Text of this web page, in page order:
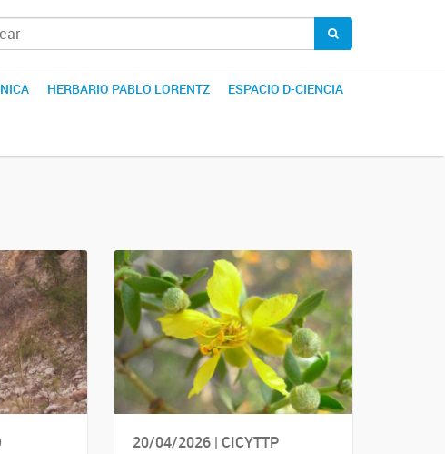
HERBARIO PABLO LORENTZ ESPACIO D-CIENCIA
20/04/2026 | CICYTTP